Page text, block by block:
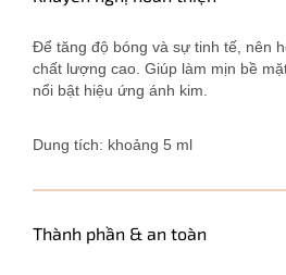
Để tăng độ bóng và sự tinh tế, nên
chất lượng cao. Giúp làm mịn bề
nổi bật hiệu ứng ánh kim.
Dung tích: khoảng 5 ml
Thành phần & an toàn